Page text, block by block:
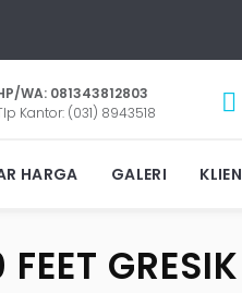
WA: 081343812803
Kantor: (031) 8943518
HARGA GALERI KLIEN
GRESIK